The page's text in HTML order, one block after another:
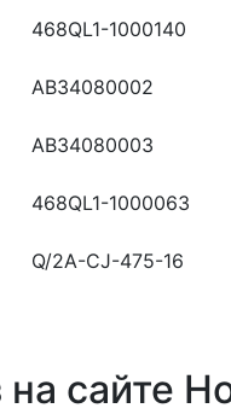
468QL1-1000140
AB34080002
AB34080003
468QL1-1000063
Q/2A-CJ-475-16
сайте